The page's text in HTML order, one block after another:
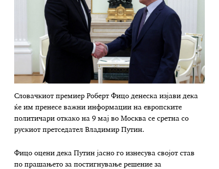
Словачкиот премиер Роберт Фицо денеска изјави дека
ќе им пренесе важни информации на европските
политичари откако на 9 мај во Москва се сретна со
рускиот претседател Владимир Путин.
Фицо оцени дека Путин јасно го изнесува својот став
по прашањето за постигнување решение за